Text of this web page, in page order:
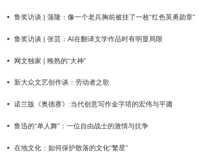
鲁奖访谈 | 蒲隆：像一个老兵胸前被挂了一枚“红色英勇勋章”
鲁奖访谈 | 张芸：AI在翻译文学作品时有明显局限
网文独家 | 晚熟的“大神”
新大众文艺创作谈：劳动者之歌
诺兰版《奥德赛》:当代创意写作金字塔的宏伟与平庸
鲁迅的“单人舞”：一位自由战士的激情与抗争
在地文化：如何保护散落的文化“繁星”